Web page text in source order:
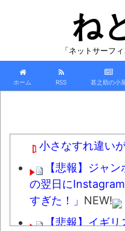
ね
「ネットサーフ
ホーム RSS 甚之助の小
小さなすれ違い
【悲報】ジャ
の翌日に
すぎた！」 NEW!
【悲報】イギ